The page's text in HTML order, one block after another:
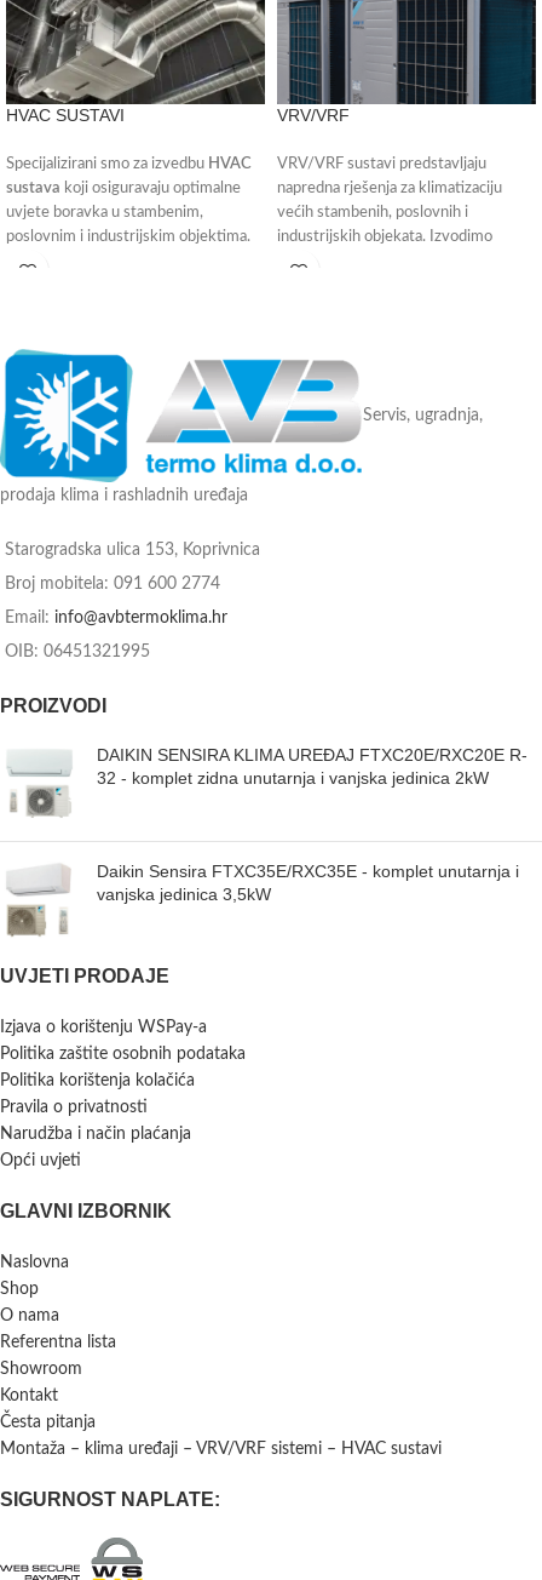
HVAC SUSTAVI
Specijalizirani smo za izvedbu HVAC
sustava koji osiguravaju optimalne
uvjete boravka u stambenim,
poslovnim i industrijskim objektima.
Nudimo kompletnu uslugu – od
VRV/VRF
VRV/VRF sustavi predstavljaju
napredna rješenja za klimatizaciju
većih stambenih, poslovnih i
industrijskih objekata. Izvodimo
montažu, puštanje u rad, servis i
Servis, ugradnja,
prodaja klima i rashladnih uređaja
Starogradska ulica 153, Koprivnica
Broj mobitela: 091 600 2774
Email: info@avbtermoklima.hr
OIB: 06451321995
PROIZVODI
DAIKIN SENSIRA KLIMA UREĐAJ FTXC20E/RXC20E R-
32 - komplet zidna unutarnja i vanjska jedinica 2kW
Daikin Sensira FTXC35E/RXC35E - komplet unutarnja i
vanjska jedinica 3,5kW
UVJETI PRODAJE
Izjava o korištenju WSPay-a
Politika zaštite osobnih podataka
Politika korištenja kolačića
Pravila o privatnosti
Narudžba i način plaćanja
Opći uvjeti
GLAVNI IZBORNIK
Naslovna
Shop
O nama
Referentna lista
Showroom
Kontakt
Česta pitanja
Montaža – klima uređaji – VRV/VRF sistemi – HVAC sustavi
SIGURNOST NAPLATE: